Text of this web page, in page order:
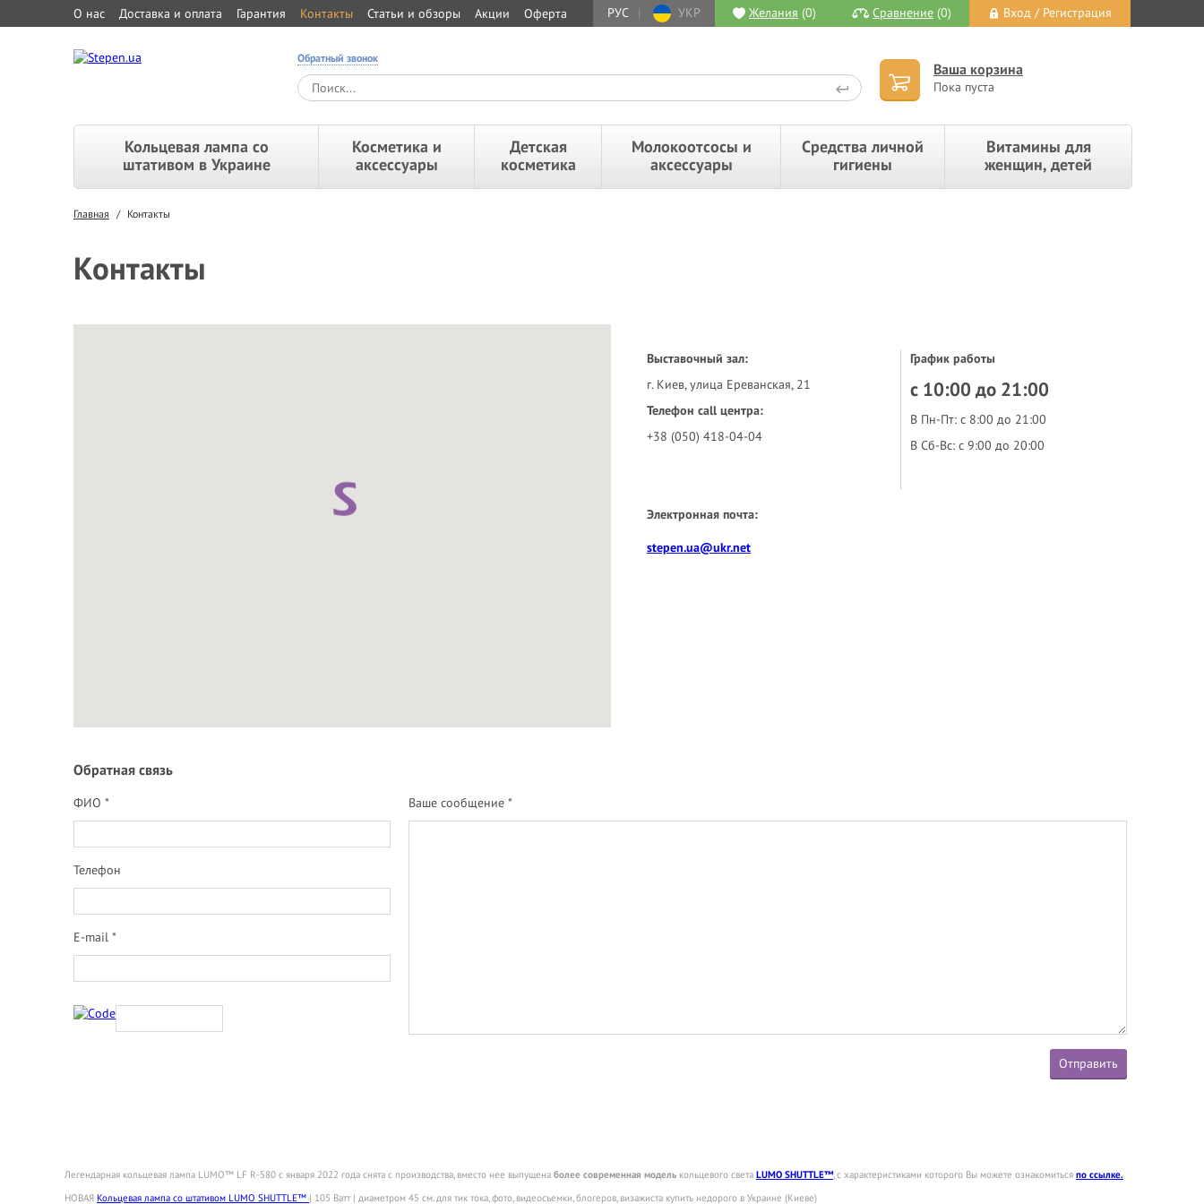
О нас Доставка и оплата Гарантия Контакты Статьи и обзоры Акции Оферта РУС | УКР Желания (0) Сравнение (0) Вход / Регистрация
Обратный звонок
Ваша корзина
Пока пуста
Кольцевая лампа со
штативом в Украине
Косметика и
аксессуары
Детская
косметика
Молокоотсосы и
аксессуары
Средства личной
гигиены
Витамины для
женщин, детей
Главная / Контакты
Контакты
Выставочный зал:
г. Киев, улица Ереванская, 21
Телефон call центра:
+38 (050) 418-04-04
График работы
с 10:00 до 21:00
В Пн-Пт: с 8:00 до 21:00
В Сб-Вс: с 9:00 до 20:00
Электронная почта:
stepen.ua@ukr.net
Обратная связь
ФИО *
Телефон
E-mail *
Ваше сообщение *
Отправить
Легендарная кольцевая лампа LUMO™ LF R-580 с января 2022 года снята с производства, вместо нее выпущена более современная модель кольцевого света LUMO SHUTTLE™ , с характеристиками которого Вы можете ознакомиться по ссылке.
НОВАЯ Кольцевая лампа со штативом LUMO SHUTTLE™ | 105 Ватт | диаметром 45 см. для тик тока, фото, видеосъемки, блогеров, визажиста купить недорого в Украине (Киеве)